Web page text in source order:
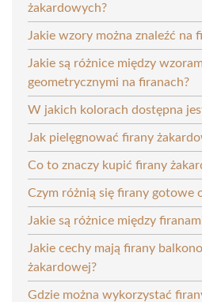
żakardowych?
Jakie wzory można znaleźć na
Jakie są różnice między
geometrycznymi na firanach?
W jakich kolorach dostępna
Jak pielęgnować firany
Co to znaczy kupić firany
Czym różnią się firany gotowe
Jakie są różnice między
Jakie cechy mają firany
żakardowej?
Gdzie można wykorzystać